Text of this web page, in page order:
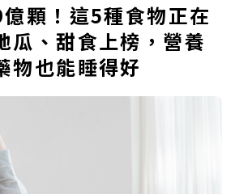
顆！這5種食物正在
瓜、甜食上榜，營養
物也能睡得好